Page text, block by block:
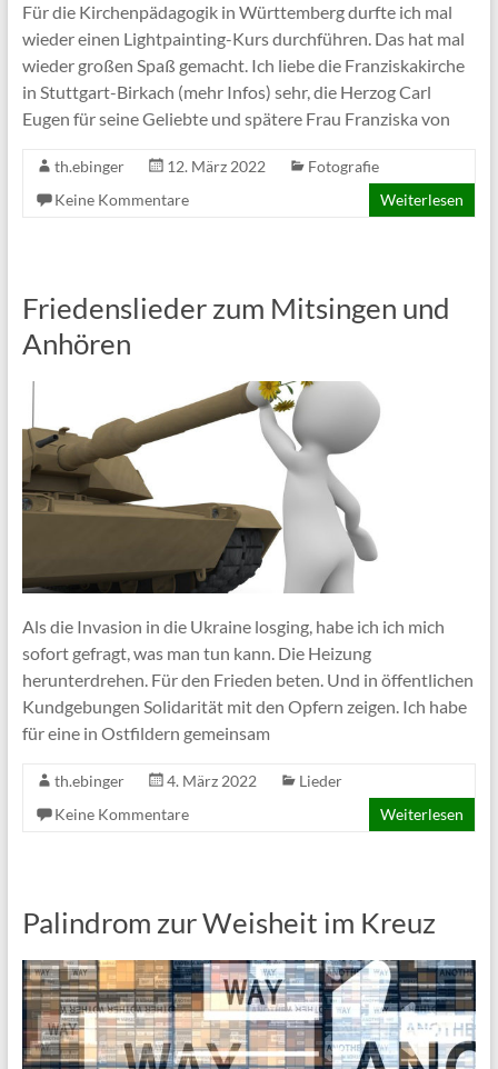
Für die Kirchenpädagogik in Württemberg durfte ich mal
wieder einen Lightpainting-Kurs durchführen. Das hat mal
wieder großen Spaß gemacht. Ich liebe die Franziskakirche
in Stuttgart-Birkach (mehr Infos) sehr, die Herzog Carl
Eugen für seine Geliebte und spätere Frau Franziska von
th.ebinger 12. März 2022
Fotografie
Keine Kommentare
Weiterlesen
Friedenslieder zum Mitsingen und
Anhören
Als die Invasion in die Ukraine losging, habe ich ich mich
sofort gefragt, was man tun kann. Die Heizung
herunterdrehen. Für den Frieden beten. Und in öffentlichen
Kundgebungen Solidarität mit den Opfern zeigen. Ich habe
für eine in Ostfildern gemeinsam
th.ebinger 4. März 2022
Lieder
Keine Kommentare
Weiterlesen
Palindrom zur Weisheit im Kreuz